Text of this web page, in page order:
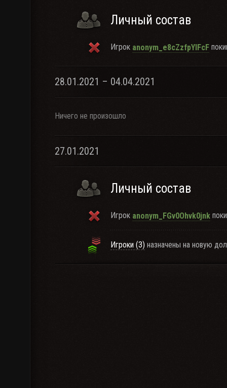
Личный состав
Игрок anonym_e8cZzfpYIFcF
28.01.2021 – 04.04.2021
Ничего не произошло
27.01.2021
Личный состав
Игрок anonym_FGv0Ohvk0jnk
Игроки (3) назначены на новую